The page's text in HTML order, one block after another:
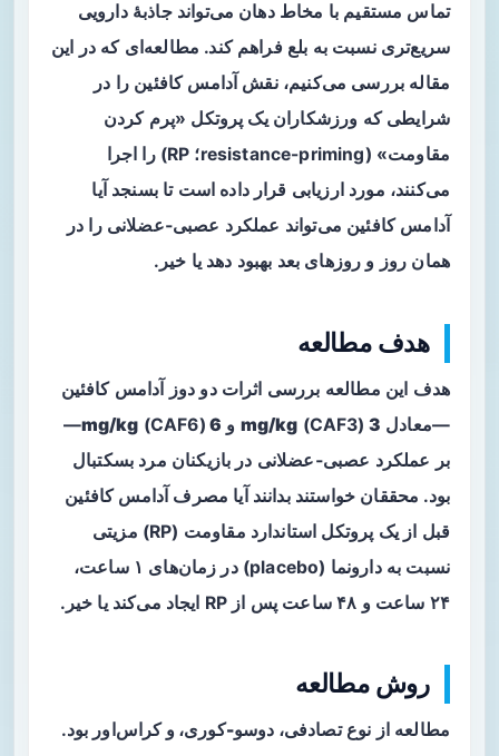
تماس مستقیم با مخاط دهان می‌تواند جاذبهٔ دارویی
سریع‌تری نسبت به بلع فراهم کند. مطالعه‌ای که در این
مقاله بررسی می‌کنیم، نقش آدامس کافئین را در
شرایطی که ورزشکاران یک پروتکل «پرم کردن
مقاومت» (resistance-priming؛ RP) را اجرا
می‌کنند، مورد ارزیابی قرار داده است تا بسنجد آیا
آدامس کافئین می‌تواند عملکرد عصبی‑عضلانی را در
همان روز و روزهای بعد بهبود دهد یا خیر.
هدف مطالعه
هدف این مطالعه بررسی اثرات دو دوز آدامس کافئین
—معادل 3 mg/kg (CAF3) و 6 mg/kg
(CAF6)—
بر عملکرد عصبی‑عضلانی در بازیکنان مرد بسکتبال
بود. محققان خواستند بدانند آیا مصرف آدامس کافئین
قبل از یک پروتکل استاندارد مقاومت (RP) مزیتی
نسبت به دارونما (placebo) در زمان‌های ۱ ساعت،
۲۴ ساعت و ۴۸ ساعت پس از RP ایجاد می‌کند یا خیر.
روش‌ مطالعه
مطالعه از نوعتصادفی، دوسو-کوری، و کراس‌اور بود.